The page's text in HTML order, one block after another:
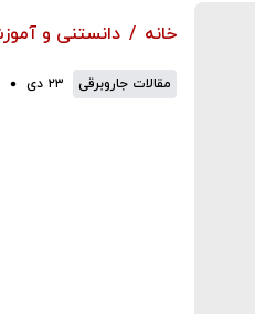
خانه دانستنی و
مقالات جاروبرقی ۲۳ دی